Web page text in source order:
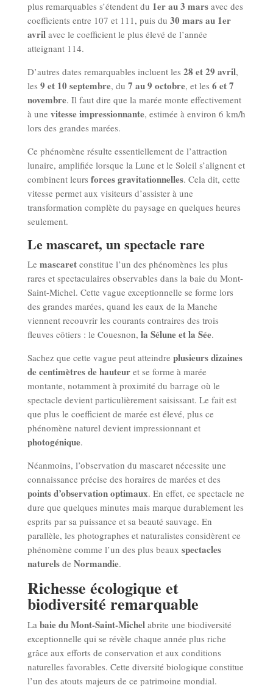
plus remarquables s’étendent du 1er au 3 marsavec des
coefficients entre 107 et 111, puis du 30 mars au 1er
avrilavec le coefficient le plus élevé de l’année
atteignant 114.
D’autres dates remarquables incluent les 28 et 29 avril,
les 9 et 10 septembre, du 7 au 9 octobre, et les 6 et 7
novembre. Il faut dire que la marée monte effectivement
à une vitesse impressionnante, estimée à environ 6 km/h
lors des grandes marées.
Ce phénomène résulte essentiellement de l’attraction
lunaire, amplifiée lorsque la Lune et le Soleil s’alignent et
combinent leurs forces gravitationnelles. Cela dit, cette
vitesse permet aux visiteurs d’assister à une
transformation complète du paysage en quelques heures
seulement.
Le mascaret, un spectacle rare
Le mascaretconstitue l’un des phénomènes les plus
rares et spectaculaires observables dans la baie du Mont-
Saint-Michel. Cette vague exceptionnelle se forme lors
des grandes marées, quand les eaux de la Manche
viennent recouvrir les courants contraires des trois
fleuves côtiers : le Couesnon, la Sélune et la Sée.
Sachez que cette vague peut atteindre plusieurs dizaines
de centimètres de hauteuret se forme à marée
montante, notamment à proximité du barrage où le
spectacle devient particulièrement saisissant. Le fait est
que plus le coefficient de marée est élevé, plus ce
phénomène naturel devient impressionnant et
photogénique.
Néanmoins, l’observation du mascaret nécessite une
connaissance précise des horaires de marées et des
points d’observation optimaux. En effet, ce spectacle ne
dure que quelques minutes mais marque durablement les
esprits par sa puissance et sa beauté sauvage. En
parallèle, les photographes et naturalistes considèrent ce
phénomène comme l’un des plus beaux spectacles
naturelsde Normandie.
Richesse écologique et
biodiversité remarquable
La baie du Mont-Saint-Michelabrite une biodiversité
exceptionnelle qui se révèle chaque année plus riche
grâce aux efforts de conservation et aux conditions
naturelles favorables. Cette diversité biologique constitue
l’un des atouts majeurs de ce patrimoine mondial.